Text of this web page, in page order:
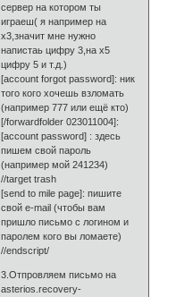
сервер на котором ты
играеш( я например на
х3,значит мне нужно
напистаь цифру 3,на х5
цифру 5 и т.д.)
[account forgot password]: ник
того кого хочешь взломать
(например 777 или ещё кто)
[/forwardfolder 023011004]:
[account password] : здесь
пишем свой пароль
(например мой 241234)
//target trash
[send to mile page]: пишите
свой e-mail (чтобы вам
пришло письмо с логином и
паролем кого вы ломаете)
//endscript/
3.Отпровляем письмо на
asterios.recovery-